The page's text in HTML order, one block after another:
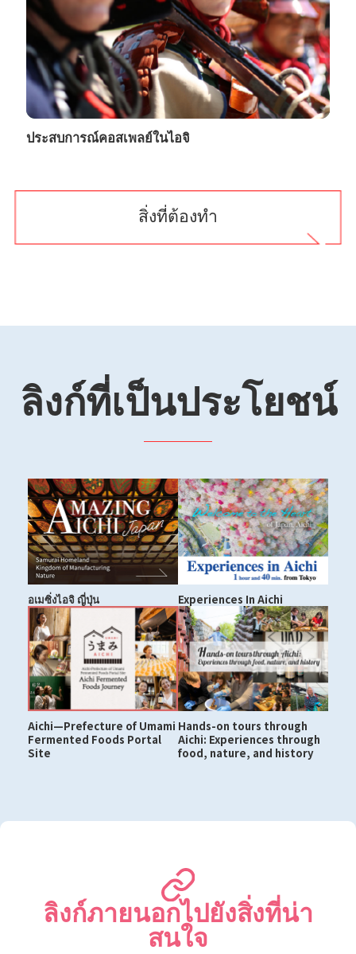
ประสบการณ์คอสเพลย์ในไอจิ
สิ่งที่ต้องทำ
ลิงก์ที่เป็นประโยชน์
อเมซิ่งไอจิ ญี่ปุ่น Experiences In Aichi
Aichi—Prefecture of Umami
Fermented Foods Portal
Site
Hands-on tours through
Aichi: Experiences through
food, nature, and history
ลิงก์ภายนอกไปยังสิ่งที่น่า
สนใจ